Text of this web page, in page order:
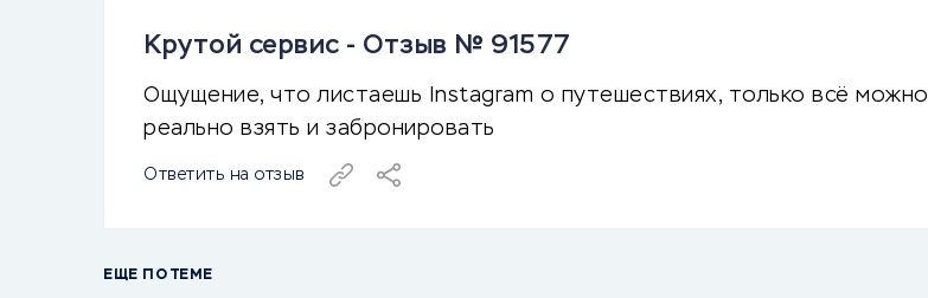
Крутой сервис - Отзыв № 91577
Ощущение, что листаешь Instagram о путешествиях, только всё можно
реально взять и забронировать
Ответить на отзыв
ЕЩЕ ПО ТЕМЕ